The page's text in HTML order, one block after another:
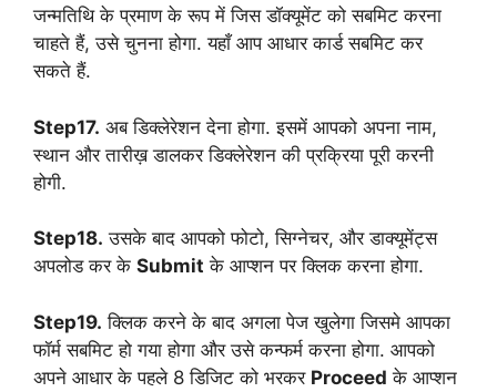
जन्मतिथि के प्रमाण के रूप में जिस डॉक्यूमेंट को सबमिट करना
चाहते हैं, उसे चुनना होगा. यहाँ आप आधार कार्ड सबमिट कर
सकते हैं.
Step17. अब डिक्लेरेशन देना होगा. इसमें आपको अपना नाम,
स्थान और तारीख़ डालकर डिक्लेरेशन की प्रक्रिया पूरी करनी
होगी.
Step18. उसके बाद आपको फोटो, सिग्नेचर, और डाक्यूमेंट्स
अपलोड कर के Submit के आप्शन पर क्लिक करना होगा.
Step19. क्लिक करने के बाद अगला पेज खुलेगा जिसमे आपका
फॉर्म सबमिट हो गया होगा और उसे कन्फर्म करना होगा. आपको
अपने आधार के पहले 8 डिजिट को भरकर Proceed के आप्शन